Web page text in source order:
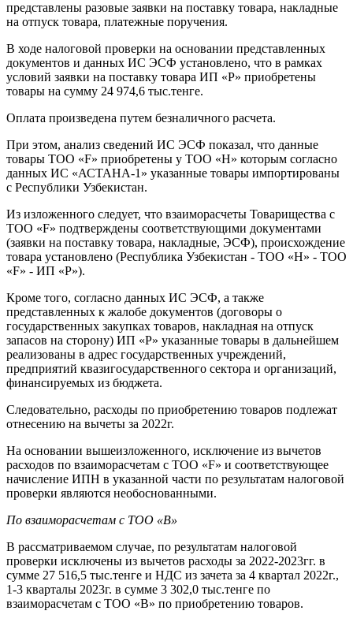
представлены разовые заявки на поставку товара, накладные
на отпуск товара, платежные поручения.
В ходе налоговой проверки на основании представленных
документов и данных ИС ЭСФ установлено, что в рамках
условий заявки на поставку товара ИП «P» приобретены
товары на сумму 24 974,6 тыс.тенге.
Оплата произведена путем безналичного расчета.
При этом, анализ сведений ИС ЭСФ показал, что данные
товары ТОО «F» приобретены у ТОО «Н» которым согласно
данных ИС «АСТАНА-1» указанные товары импортированы
с Республики Узбекистан.
Из изложенного следует, что взаиморасчеты Товарищества с
ТОО «F» подтверждены соответствующими документами
(заявки на поставку товара, накладные, ЭСФ), происхождение
товара установлено (Республика Узбекистан - ТОО «Н» - ТОО
«F» - ИП «P»).
Кроме того, согласно данных ИС ЭСФ, а также
представленных к жалобе документов (договоры о
государственных закупках товаров, накладная на отпуск
запасов на сторону) ИП «P» указанные товары в дальнейшем
реализованы в адрес государственных учреждений,
предприятий квазигосударственного сектора и организаций,
финансируемых из бюджета.
Следовательно, расходы по приобретению товаров подлежат
отнесению на вычеты за 2022г.
На основании вышеизложенного, исключение из вычетов
расходов по взаиморасчетам с ТОО «F» и соответствующее
начисление ИПН в указанной части по результатам налоговой
проверки являются необоснованными.
По взаиморасчетам с ТОО «B»
В рассматриваемом случае, по результатам налоговой
проверки исключены из вычетов расходы за 2022-2023гг. в
сумме 27 516,5 тыс.тенге и НДС из зачета за 4 квартал 2022г.,
1-3 кварталы 2023г. в сумме 3 302,0 тыс.тенге по
взаиморасчетам с ТОО «B» по приобретению товаров.